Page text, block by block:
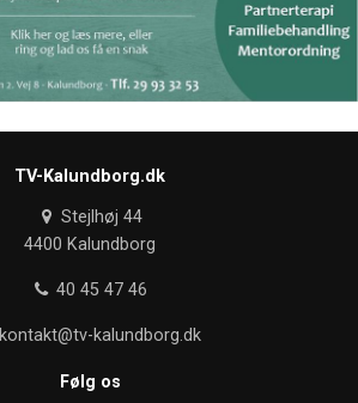
TV-Kalundborg.dk
Stejlhøj 44
4400 Kalundborg
40 45 47 46
kontakt@tv-kalundborg.dk
Følg os